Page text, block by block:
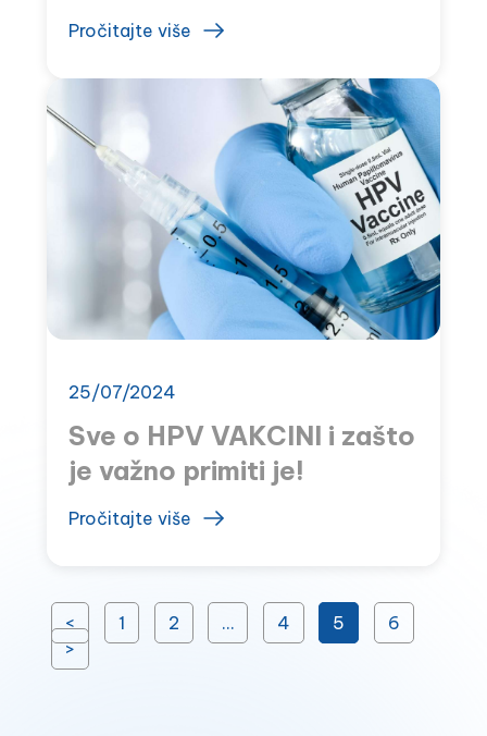
Pročitajte više
25/07/2024
Sve o HPV VAKCINI i zašto
je važno primiti je!
Pročitajte više
< 1 2 … 4 5
6
>